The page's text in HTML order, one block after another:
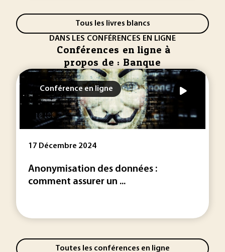
Tous les livres blancs
DANS LES CONFÉRENCES EN LIGNE
Conférences en ligne à
propos de : Banque
Conférence en ligne
17 Décembre 2024
Anonymisation des données :
comment assurer un ...
Toutes les conférences en ligne